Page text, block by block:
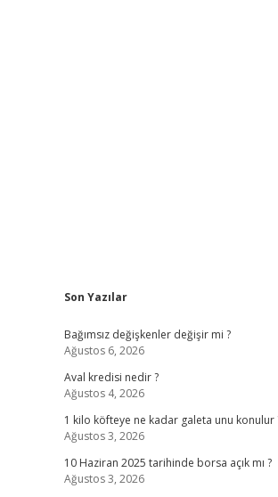
Sidebar
Son Yazılar
Bağımsız değişkenler değişir mi ?
Ağustos 6, 2026
Aval kredisi nedir ?
Ağustos 4, 2026
1 kilo köfteye ne kadar galeta unu konulur
Ağustos 3, 2026
10 Haziran 2025 tarihinde borsa açık mı ?
Ağustos 3, 2026